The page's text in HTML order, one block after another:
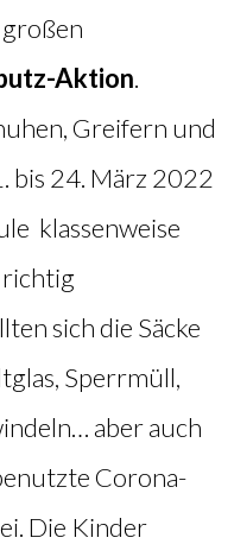
Aktion.
Greifern und
bis 24. März 2022
klassenweise
richtig
sich die Säcke
Sperrmüll,
aber auch
Corona-
Die Kinder